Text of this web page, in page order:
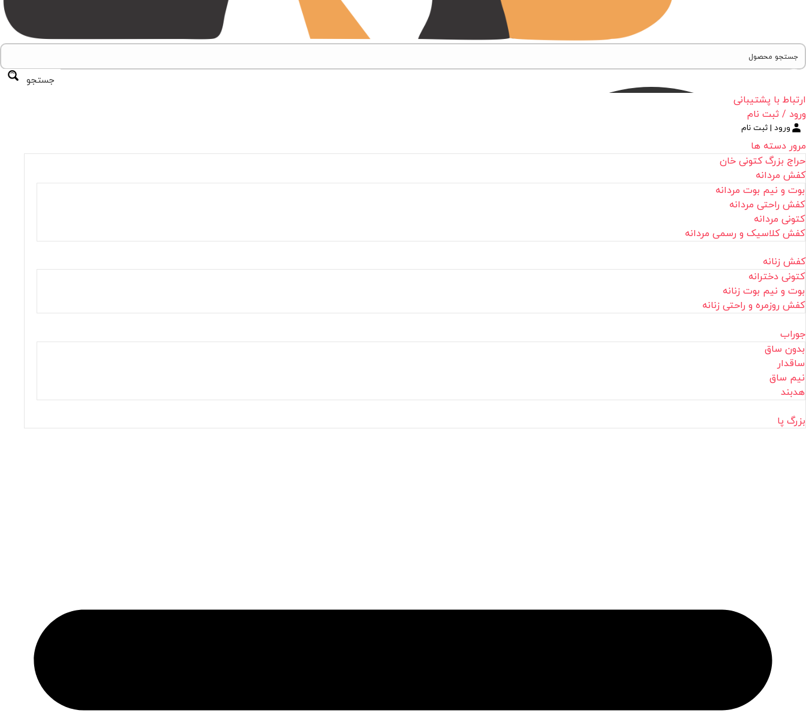
جستجو
ارتباط با پشتیبانی
ورود / ثبت نام
ورود | ثبت نام
مرور دسته ها
حراج بزرگ کتونی خان
کفش مردانه
بوت و نیم بوت مردانه
کفش راحتی مردانه
کتونی مردانه
کفش کلاسیک و رسمی مردانه
کفش زنانه
کتونی دخترانه
بوت و نیم بوت زنانه
کفش روزمره و راحتی زنانه
جوراب
بدون ساق
ساقدار
نیم ساق
هدبند
بزرگ پا